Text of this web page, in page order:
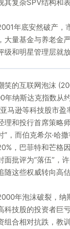
其复杂SPV结构和
年底安然破产，
大量基金与养老金
级和明星管理层就
笑的互联网泡沫
年纳斯达克指数从
马逊等科技股市盈
理和投行首席策略
”，而伯克希尔·哈
，巴菲特和芒格
面批评为“落伍”，
随这些权威转向高
年泡沫破裂，纳
科技股的投资者巨
组合相对抗跌，教